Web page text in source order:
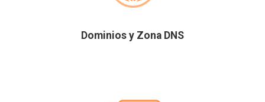
Dominios y Zona DNS